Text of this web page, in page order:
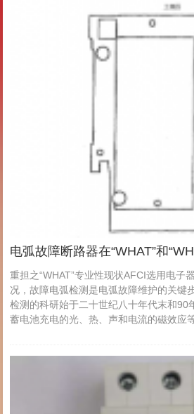
电弧故障断路器在“WHAT”和
重担之“WHAT”专业性现状AFCI选用电子
况，故障电弧检测是电弧故障维护的关键
检测的科研始于二十世纪八十年代末和90
蓄电池充电的光、热、声和电流的磁效应